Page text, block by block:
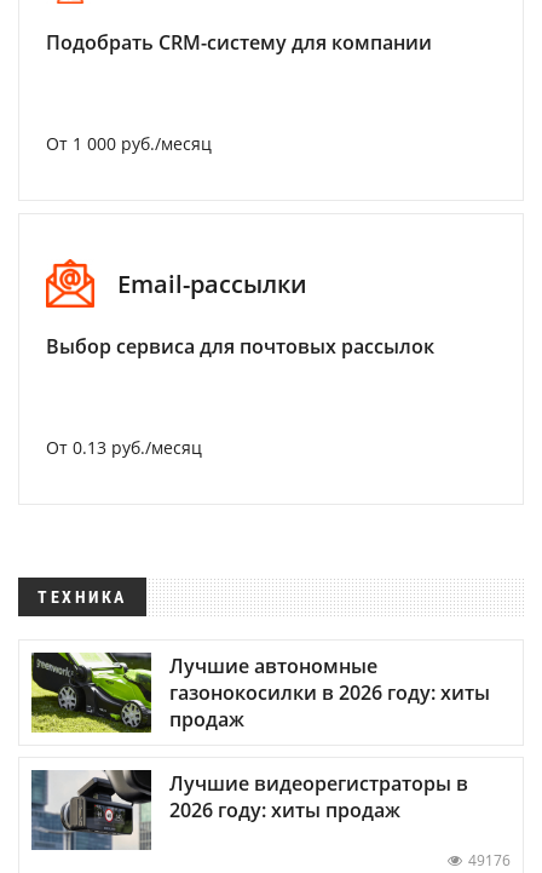
Подобрать CRM-систему для компании
От 1 000 руб./месяц
Email-рассылки
Выбор сервиса для почтовых рассылок
От 0.13 руб./месяц
ТЕХНИКА
Лучшие автономные
газонокосилки в 2026 году: хиты
продаж
Лучшие видеорегистраторы в
2026 году: хиты продаж
49176